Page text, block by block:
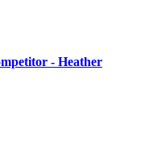
- Heather